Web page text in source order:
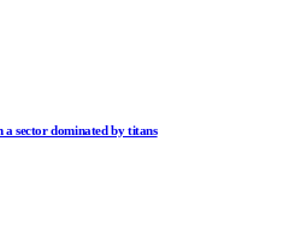
sector dominated by titans